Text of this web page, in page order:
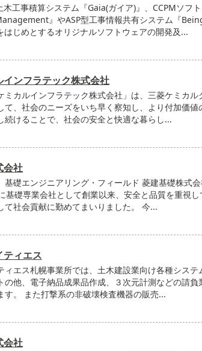
工事積算システム『Gaia(ガイア)』、CCPMソフ
』やASP型工事情報共有システム『
じめとするオリジナルソフトウェアの開発及...
インフラテック株式会社
ミカルインフラテック株式会社」は、三菱ケミカル
て、社会のニーズをいち早く察知し、より付加価値
続けることで、社会の安全と快適な暮らし...
会社
基礎エンジニアリング・フィールド 菱建基礎株式
基礎専業会社として創業以来、安全と品質を重視し
て社会貢献に勤めてまいりました。 今...
ティエス
ィエス札幌事業所では、土木建設業向け各種システ
の他、電子納品成果品作成、３次元計測などの請負
す。 また打撃系の非破壊検査機器の販売...
会社